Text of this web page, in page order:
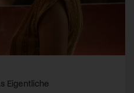
Eigentliche